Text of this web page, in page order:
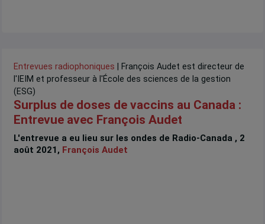
Entrevues radiophoniques | François Audet est directeur de
l'IEIM et professeur à l'École des sciences de la gestion
(ESG)
Surplus de doses de vaccins au Canada :
Entrevue avec François Audet
L'entrevue a eu lieu sur les ondes de Radio-Canada , 2
août 2021, François Audet